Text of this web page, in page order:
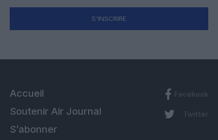
S'INSCRIRE
Accueil
Soutenir Air Journal
S’abonner